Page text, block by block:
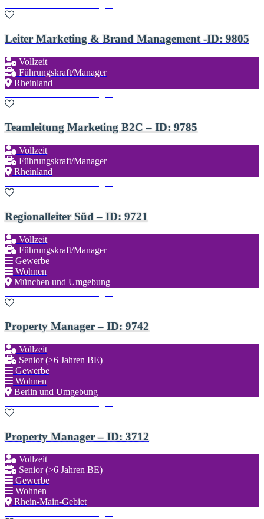
Leiter Marketing & Brand Management -ID: 9805
Vollzeit
Führungskraft/Manager
Rheinland
Teamleitung Marketing B2C – ID: 9785
Vollzeit
Führungskraft/Manager
Rheinland
Regionalleiter Süd – ID: 9721
Vollzeit
Führungskraft/Manager
Gewerbe
Wohnen
München und Umgebung
Property Manager – ID: 9742
Vollzeit
Senior (>6 Jahren BE)
Gewerbe
Wohnen
Berlin und Umgebung
Property Manager – ID: 3712
Vollzeit
Senior (>6 Jahren BE)
Gewerbe
Wohnen
Rhein-Main-Gebiet